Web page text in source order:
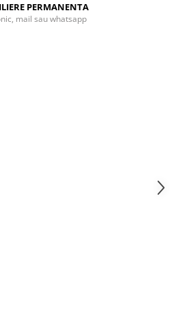
PERMANENTA
mail sau whatsapp